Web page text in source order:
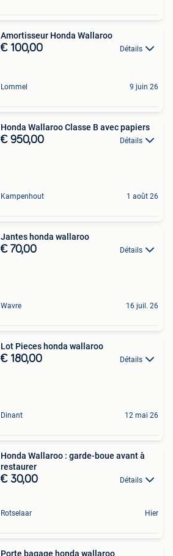
Amortisseur Honda Wallaroo
€ 100,00 Détails
Lommel 9 juin 26
Honda Wallaroo Classe B avec papiers
€ 950,00 Détails
Kampenhout 1 août 26
Jantes honda wallaroo
€ 70,00 Détails
Wavre 16 juil. 26
Lot Pieces honda wallaroo
€ 180,00 Détails
Dinant 12 mai 26
Honda Wallaroo : garde-boue avant à
restaurer
€ 30,00 Détails
Rotselaar Hier
Porte bagage honda wallaroo